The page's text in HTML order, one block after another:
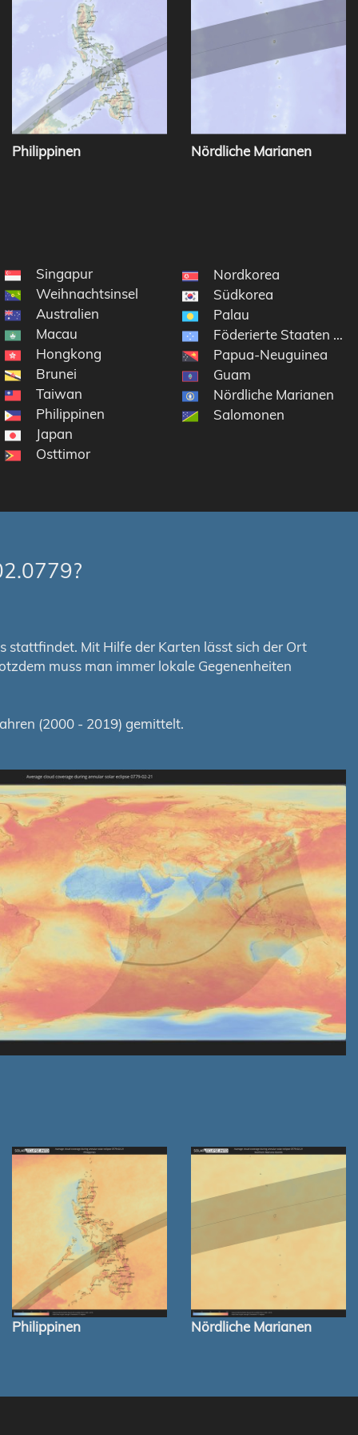
Philippinen Nördliche Marianen
Singapur
Weihnachtsinsel
Australien
Macau
Hongkong
Brunei
Taiwan
Philippinen
Japan
Osttimor
Nordkorea
Südkorea
Palau
Föderierte Staaten
Papua-Neuguinea
Guam
Nördliche Marianen
Salomonen
stattfindet. Mit Hilfe der Karten lässt sich der Ort
muss man immer lokale Gegenenheiten
(2000 - 2019) gemittelt.
Philippinen Nördliche Marianen